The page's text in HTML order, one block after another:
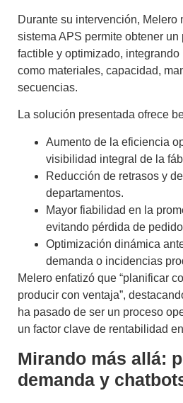
Durante su intervención, Melero
sistema APS permite obtener un
factible y optimizado,
como materiales, capacidad,
secuencias.
La solución presentada ofrece
Aumento de la eficiencia
visibilidad integral de la
Reducción de retrasos y
departamentos.
Mayor fiabilidad en la
evitando pérdida de
Optimización dinámica
demanda o incidencias
Melero enfatizó que “planificar
producir con ventaja”,
ha pasado de ser un proceso
un factor clave de rentabilidad
Mirando más allá:
demanda y